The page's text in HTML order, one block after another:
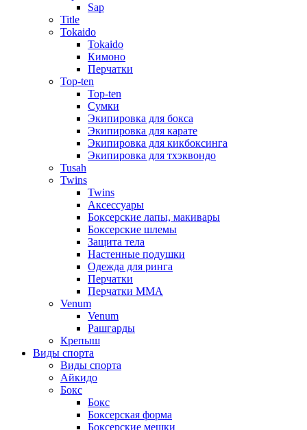
Sap
Title
Tokaido
Tokaido
Кимоно
Перчатки
Top-ten
Top-ten
Сумки
Экипировка для бокса
Экипировка для карате
Экипировка для кикбоксинга
Экипировка для тхэквондо
Tusah
Twins
Twins
Аксессуары
Боксерские лапы, макивары
Боксерские шлемы
Защита тела
Настенные подушки
Одежда для ринга
Перчатки
Перчатки MMA
Venum
Venum
Рашгарды
Крепыш
Виды спорта
Виды спорта
Айкидо
Бокс
Бокс
Боксерская форма
Боксерские мешки